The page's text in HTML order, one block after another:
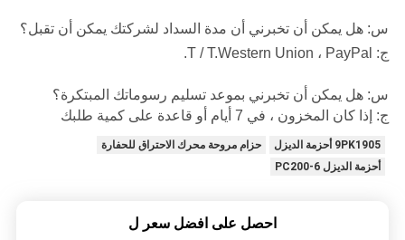
س: هل يمكن أن تخبرني أن مدة السداد لشركتك يمكن أن تقبل؟
ج: T / T.Western Union ، PayPal.
س: هل يمكن أن تخبرني بموعد تسليم رسوماتك المبتكرة؟
ج: إذا كان المخزون ، في 7 أيام أو قاعدة على كمية طلبك
9PK1905 أحزمة الديزل
حزام مروحة محرك الاحتراق للحفارة
أحزمة الديزل PC200-6
احصل على افضل سعر ل